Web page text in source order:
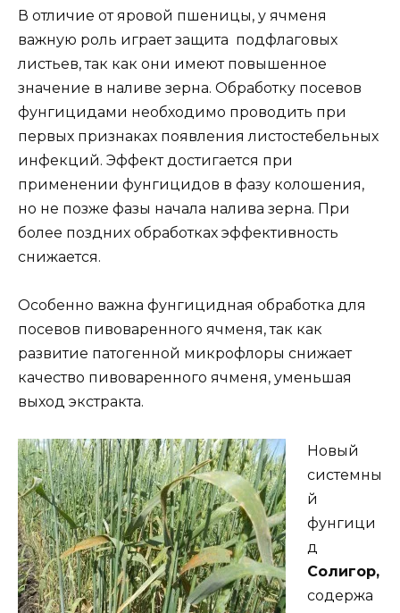
В отличие от яровой пшеницы, у ячменя
важную роль играет защита подфлаговых
листьев, так как они имеют повышенное
значение в наливе зерна. Обработку посевов
фунгицидами необходимо проводить при
первых признаках появления листостебельных
инфекций. Эффект достигается при
применении фунгицидов в фазу колошения,
но не позже фазы начала налива зерна. При
более поздних обработках эффективность
снижается.
Особенно важна фунгицидная обработка для
посевов пивоваренного ячменя, так как
развитие патогенной микрофлоры снижает
качество пивоваренного ячменя, уменьшая
выход экстракта.
Новый
системны
й
фунгици
д
Солигор,
содержа